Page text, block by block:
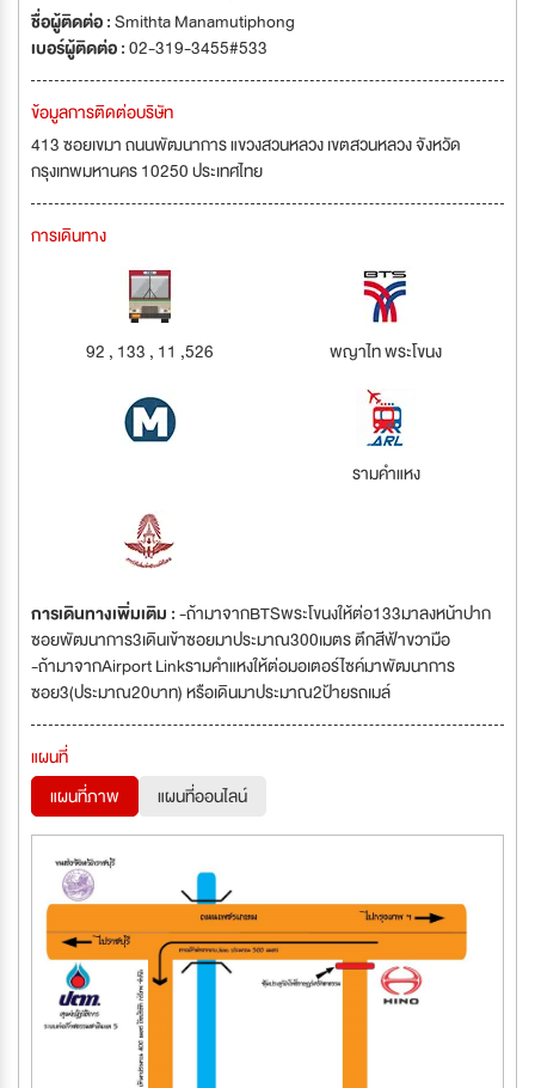
ชื่อผู้ติดต่อ :Smithta Manamutiphong
เบอร์ผู้ติดต่อ :02-319-3455#533
ข้อมูลการติดต่อบริษัท
413 ซอยเขมา ถนนพัฒนาการ แขวงสวนหลวง เขตสวนหลวง จังหวัด
กรุงเทพมหานคร 10250 ประเทศไทย
การเดินทาง
92 , 133 , 11 ,526 พญาไท พระโขนง
รามคำแหง
การเดินทางเพิ่มเติม :-ถ้ามาจากBTSพระโขนงให้ต่อ133มาลงหน้าปาก
ซอยพัฒนาการ3เดินเข้าซอยมาประมาณ300เมตร ตึกสีฟ้าขวามือ
-ถ้ามาจากAirport Linkรามคำแหงให้ต่อมอเตอร์ไซค์มาพัฒนาการ
ซอย3(ประมาณ20บาท) หรือเดินมาประมาณ2ป้ายรถเมล์
แผนที่
แผนที่ภาพ
แผนที่ออนไลน์